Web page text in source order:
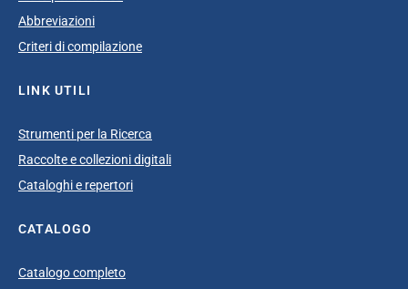
Abbreviazioni
Criteri di compilazione
LINK UTILI
Strumenti per la Ricerca
Raccolte e collezioni digitali
Cataloghi e repertori
CATALOGO
Catalogo completo